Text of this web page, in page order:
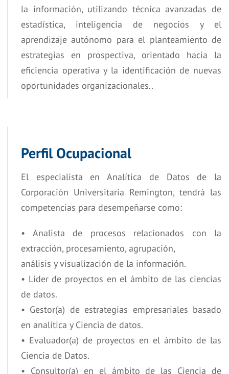
la información, utilizando técnica avanzadas de
estadística, inteligencia de negocios y el
aprendizaje autónomo para el planteamiento de
estrategias en prospectiva, orientado hacia la
eficiencia operativa y la identificación de nuevas
oportunidades organizacionales..
Perfil Ocupacional
El especialista en Analítica de Datos de la
Corporación Universitaria Remington, tendrá las
competencias para desempeñarse como:
• Analista de procesos relacionados con la
extracción, procesamiento, agrupación,
análisis y visualización de la información.
• Líder de proyectos en el ámbito de las ciencias
de datos.
• Gestor(a) de estrategias empresariales basado
en analítica y Ciencia de datos.
• Evaluador(a) de proyectos en el ámbito de las
Ciencia de Datos.
• Consultor(a) en el ámbito de las Ciencia de